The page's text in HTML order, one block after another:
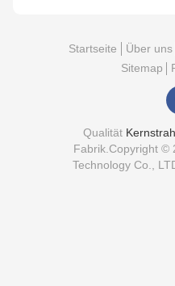
Startseite Über uns
Sitemap
Qualität
Fabrik.Copyright ©
Technology Co.,